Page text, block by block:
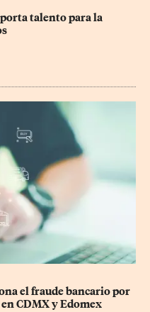
talento para la
el fraude bancario por
CDMX y Edomex